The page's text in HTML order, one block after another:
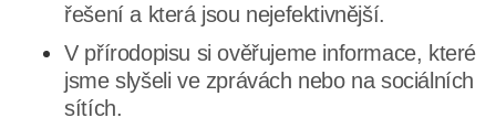
řešení a která jsou nejefektivnější.
V přírodopisu si ověřujeme informace, které
jsme slyšeli ve zprávách nebo na sociálních
sítích.